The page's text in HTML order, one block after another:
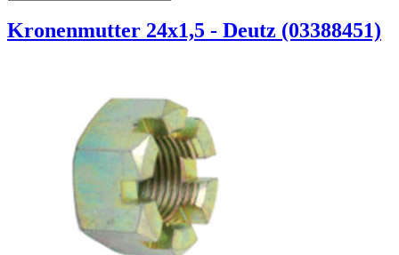
Kronenmutter 24x1,5 - Deutz (03388451)